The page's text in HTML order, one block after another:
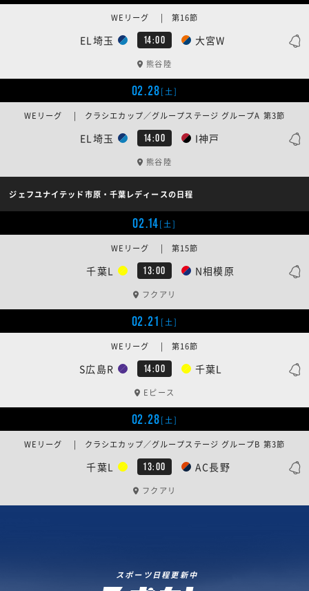
EL埼玉 14:00 大宮W
WEリーグ | 第16節
熊谷陸
02.28[土]
EL埼玉 14:00 I神戸
WEリーグ | クラシエカップ／グループステージ グループA 第3節
熊谷陸
ジェフユナイテッド市原・千葉レディースの日程
02.14[土]
千葉L 13:00 N相模原
WEリーグ | 第15節
フクアリ
02.21 [土]
S広島R 14:00 千葉L
WEリーグ | 第16節
Eピース
02.28[土]
千葉L 13:00 AC長野
WEリーグ | クラシエカップ／グループステージ グループB 第3節
フクアリ
スポーツ日程更新中